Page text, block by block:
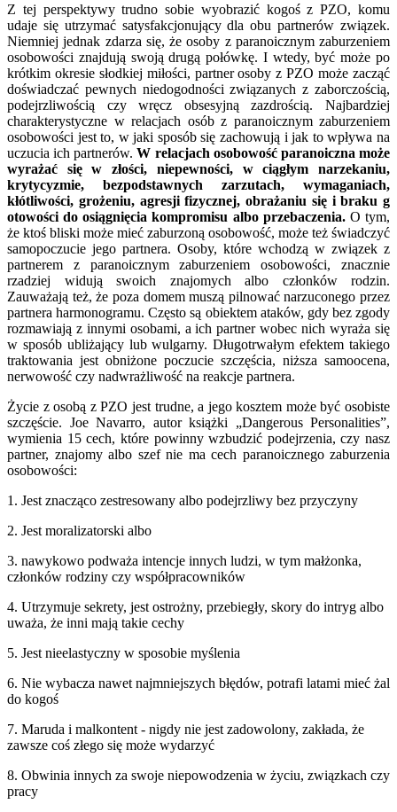
Z tej perspektywy trudno sobie wyobrazić kogoś z PZO, komu
udaje się utrzymać satysfakcjonujący dla obu partnerów związek.
Niemniej jednak zdarza się, że osoby z paranoicznym zaburzeniem
osobowości znajdują swoją drugą połówkę. I wtedy, być może po
krótkim okresie słodkiej miłości, partner osoby z PZO może zacząć
doświadczać pewnych niedogodności związanych z zaborczością,
podejrzliwością czy wręcz obsesyjną zazdrością. Najbardziej
charakterystyczne w relacjach osób z paranoicznym zaburzeniem
osobowości jest to, w jaki sposób się zachowują i jak to wpływa na
uczucia ich partnerów.W relacjach osobowość paranoiczna może
wyrażać się w złości, niepewności, w ciągłym narzekaniu,
krytycyzmie, bezpodstawnych zarzutach, wymaganiach,
kłótliwości, grożeniu, agresji fizycznej, obrażaniu się i braku g
otowości do osiągnięcia kompromisu albo przebaczenia. O tym,
że ktoś bliski może mieć zaburzoną osobowość, może też świadczyć
samopoczucie jego partnera. Osoby, które wchodzą w związek z
partnerem z paranoicznym zaburzeniem osobowości, znacznie
rzadziej widują swoich znajomych albo członków rodzin.
Zauważają też, że poza domem muszą pilnować narzuconego przez
partnera harmonogramu. Często są obiektem ataków, gdy bez zgody
rozmawiają z innymi osobami, a ich partner wobec nich wyraża się
w sposób ubliżający lub wulgarny. Długotrwałym efektem takiego
traktowania jest obniżone poczucie szczęścia, niższa samoocena,
nerwowość czy nadwrażliwość na reakcje partnera.
Życie z osobą z PZO jest trudne, a jego kosztem może być osobiste
szczęście. Joe Navarro, autor książki „Dangerous Personalities”,
wymienia 15 cech, które powinny wzbudzić podejrzenia, czy nasz
partner, znajomy albo szef nie ma cech paranoicznego zaburzenia
osobowości:
1. Jest znacząco zestresowany albo podejrzliwy bez przyczyny
2. Jest moralizatorski albo
3. nawykowo podważa intencje innych ludzi, w tym małżonka,
członków rodziny czy współpracowników
4. Utrzymuje sekrety, jest ostrożny, przebiegły, skory do intryg albo
uważa, że inni mają takie cechy
5. Jest nieelastyczny w sposobie myślenia
6. Nie wybacza nawet najmniejszych błędów, potrafi latami mieć żal
do kogoś
7. Maruda i malkontent - nigdy nie jest zadowolony, zakłada, że
zawsze coś złego się może wydarzyć
8. Obwinia innych za swoje niepowodzenia w życiu, związkach czy
pracy